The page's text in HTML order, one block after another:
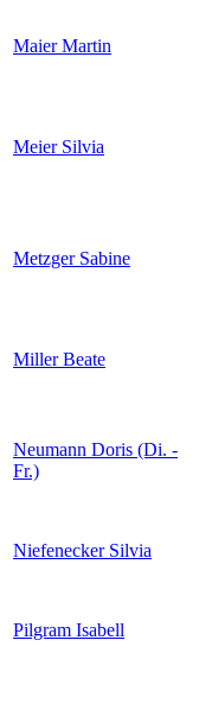
Maier Martin
Meier Silvia
Metzger Sabine
Miller Beate
Neumann Doris (Di. -
Fr.)
Niefenecker Silvia
Pilgram Isabell